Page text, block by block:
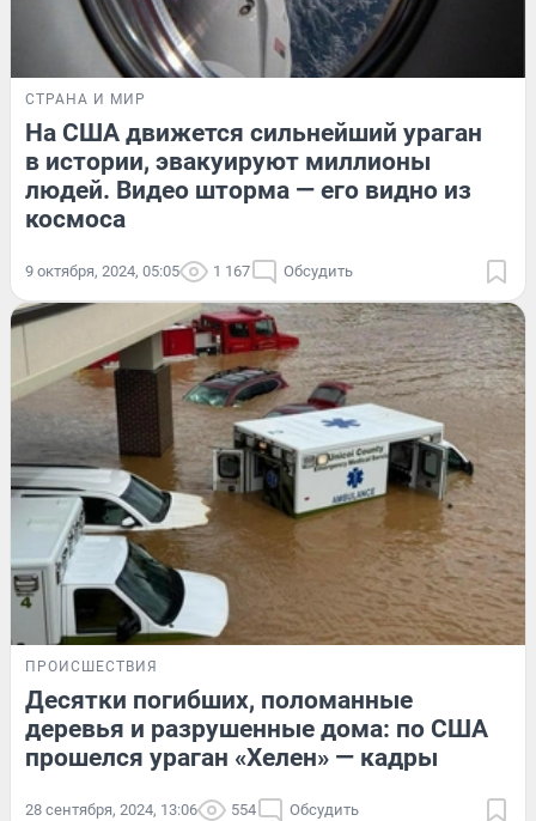
СТРАНА И МИР
На США движется сильнейший ураган
в истории, эвакуируют миллионы
людей. Видео шторма — его видно из
космоса
9 октября, 2024, 05:05 1 167 Обсудить
ПРОИСШЕСТВИЯ
Десятки погибших, поломанные
деревья и разрушенные дома: по США
прошелся ураган «Хелен» — кадры
28 сентября, 2024, 13:06 554 Обсудить